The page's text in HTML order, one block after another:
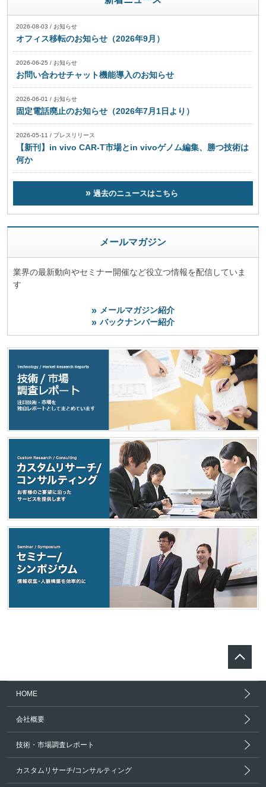
2026-08-03 / お知らせ
オフィス移転のお知らせ（2026年9月）
2026-06-25 / お知らせ
お問い合わせチャット機能導入のお知らせ
2026-06-01 / お知らせ
固定電話廃止のお知らせ（2026年7月1日より）
2026-05-11 / プレスリリース
【新刊】in vivo CAR-T市場とin vivoゲノム編集、勝つ技術は
何か
過去のニュースはこちら
メールマガジン
業界の最新動向やセミナー開催など役立つ情報を配信していま
す
メールマガジン紹介
バックナンバー紹介
HOME
会社概要
技術・市場調査レポート
カスタムリサーチ/コンサルティング